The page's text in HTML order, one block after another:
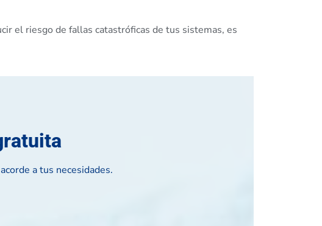
el riesgo de fallas catastróficas de tus sistemas, es
a tus necesidades.